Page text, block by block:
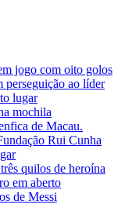
jogo com oito golos
ao líder
lugar
mochila
de Macau.
Rui Cunha
quilos de heroína
em aberto
de Messi